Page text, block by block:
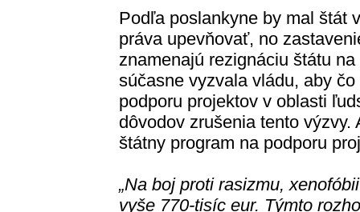
Podľa poslankyne by mal štát
práva upevňovať, no
znamenajú rezignáciu štátu
súčasne vyzvala vládu, aby
podporu projektov v oblasti
dôvodov zrušenia tento
štátny program na podporu
„Na boj proti rasizmu,
vyše 770-tisíc eur. Týmto